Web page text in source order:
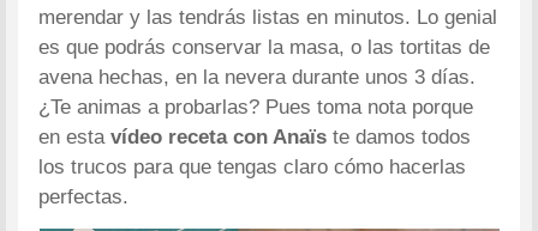
merendar y las tendrás listas en minutos. Lo genial
es que podrás conservar la masa, o las tortitas de
avena hechas, en la nevera durante unos 3 días.
¿Te animas a probarlas? Pues toma nota porque
en estavídeo receta con Anaïste damos todos
los trucos para que tengas claro cómo hacerlas
perfectas.